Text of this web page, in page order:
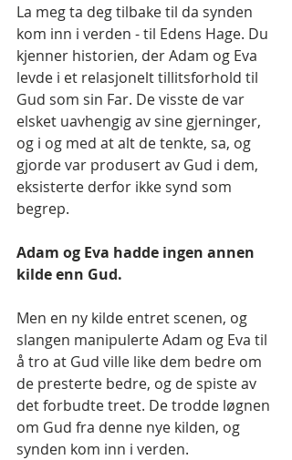
La meg ta deg tilbake til da synden
kom inn i verden - til Edens Hage. Du
kjenner historien, der Adam og Eva
levde i et relasjonelt tillitsforhold til
Gud som sin Far. De visste de var
elsket uavhengig av sine gjerninger,
og i og med at alt de tenkte, sa, og
gjorde var produsert av Gud i dem,
eksisterte derfor ikke synd som
begrep.
Adam og Eva hadde ingen annen
kilde enn Gud.
Men en ny kilde entret scenen, og
slangen manipulerte Adam og Eva til
å tro at Gud ville like dem bedre om
de presterte bedre, og de spiste av
det forbudte treet. De trodde løgnen
om Gud fra denne nye kilden, og
synden kom inn i verden.